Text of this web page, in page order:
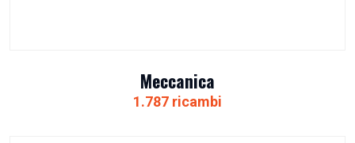
Meccanica
1.787 ricambi